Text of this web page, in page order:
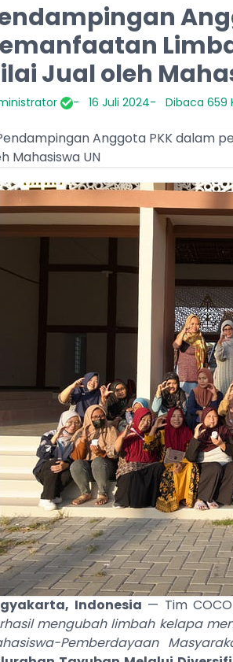
Jual oleh
16 Juli 2024 Dibaca 659
Indonesia — Tim
mengubah limbah kelapa
Pemberdayaan